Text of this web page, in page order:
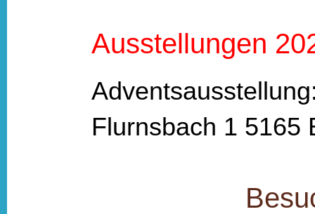
Ausstellungen
Flurnsbach 1 5165